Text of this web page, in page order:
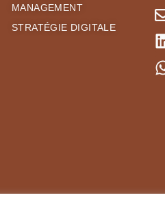
MANAGEMENT
STRATÉGIE DIGITALE